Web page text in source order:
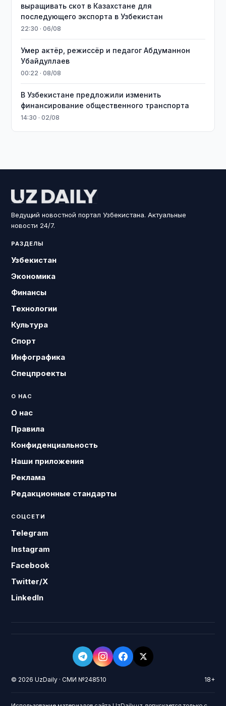
выращивать скот в Казахстане для
последующего экспорта в Узбекистан
22:30 · 06/08
Умер актёр, режиссёр и педагог Абдуманнон
Убайдуллаев
00:22 · 08/08
В Узбекистане предложили изменить
финансирование общественного транспорта
14:30 · 02/08
Ведущий новостной портал Узбекистана. Актуальные
новости 24/7.
РАЗДЕЛЫ
Узбекистан
Экономика
Финансы
Технологии
Культура
Спорт
Инфографика
Спецпроекты
О НАС
О нас
Правила
Конфиденциальность
Наши приложения
Реклама
Редакционные стандарты
СОЦСЕТИ
Telegram
Instagram
Facebook
Twitter/X
LinkedIn
© 2026 UzDaily · СМИ №248510 18+